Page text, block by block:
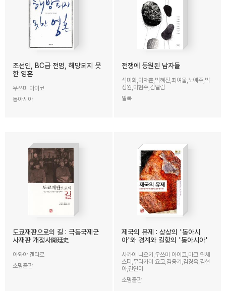
조선인, BC급 전범, 해방되지 못
한 영혼
우쓰미 아이코
동아시아
전쟁에 동원된 남자들
석미화,이재춘,박혜진,최여울,노예주,박
정원,이현주,김엘림
알록
도쿄재판으로의 길 : 극동국제군
사재판 개정사開廷史
아와야 겐타로
소명출판
제국의 유제 : 상상의 '동아시
아'와 경계와 길항의 '동아시아'
사카이 나오키,우쓰미 아이코,마크 윈체
스터,무라카미 요코,김웅기,김경옥,김현
아,권연이
소명출판